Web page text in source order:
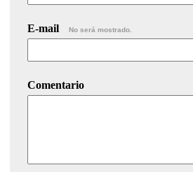
E-mail No será mostrado.
Comentario